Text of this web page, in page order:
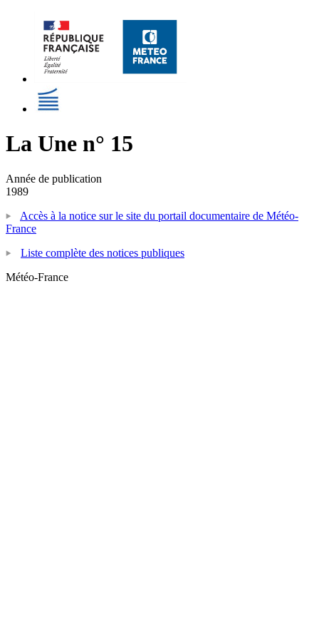
La Une n° 15
Année de publication
1989
Accès à la notice sur le site du portail documentaire de Météo-
France
Liste complète des notices publiques
Météo-France